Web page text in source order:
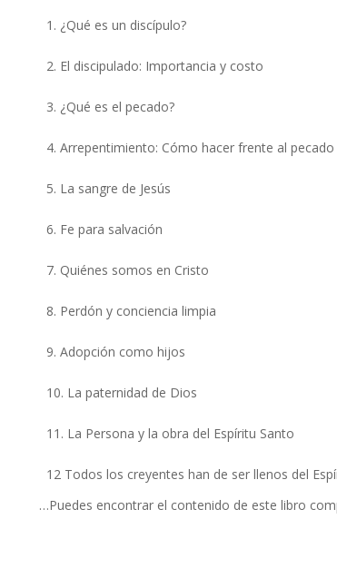
1. ¿Qué es un discípulo?
2. El discipulado: Importancia y costo
3. ¿Qué es el pecado?
4. Arrepentimiento: Cómo hacer frente al pecado
5. La sangre de Jesús
6. Fe para salvación
7. Quiénes somos en Cristo
8. Perdón y conciencia limpia
9. Adopción como hijos
10. La paternidad de Dios
11. La Persona y la obra del Espíritu Santo
12 Todos los creyentes han de ser llenos del
…Puedes encontrar el contenido de este libro